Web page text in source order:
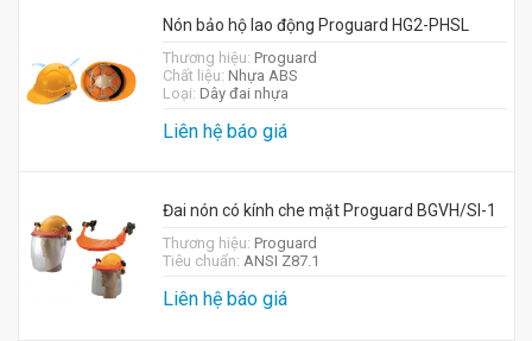
Nón bảo hộ lao động Proguard HG2-PHSL
Thương hiệu: Proguard
Chất liệu: Nhựa ABS
Loại: Dây đai nhựa
Liên hệ báo giá
Đai nón có kính che mặt Proguard BGVH/SI-1
Thương hiệu: Proguard
Tiêu chuẩn: ANSI Z87.1
Liên hệ báo giá